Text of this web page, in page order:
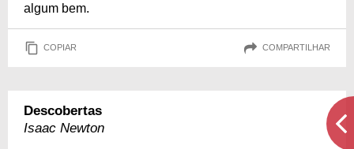
algum bem.
COPIAR COMPARTILHAR
Descobertas
Isaac Newton